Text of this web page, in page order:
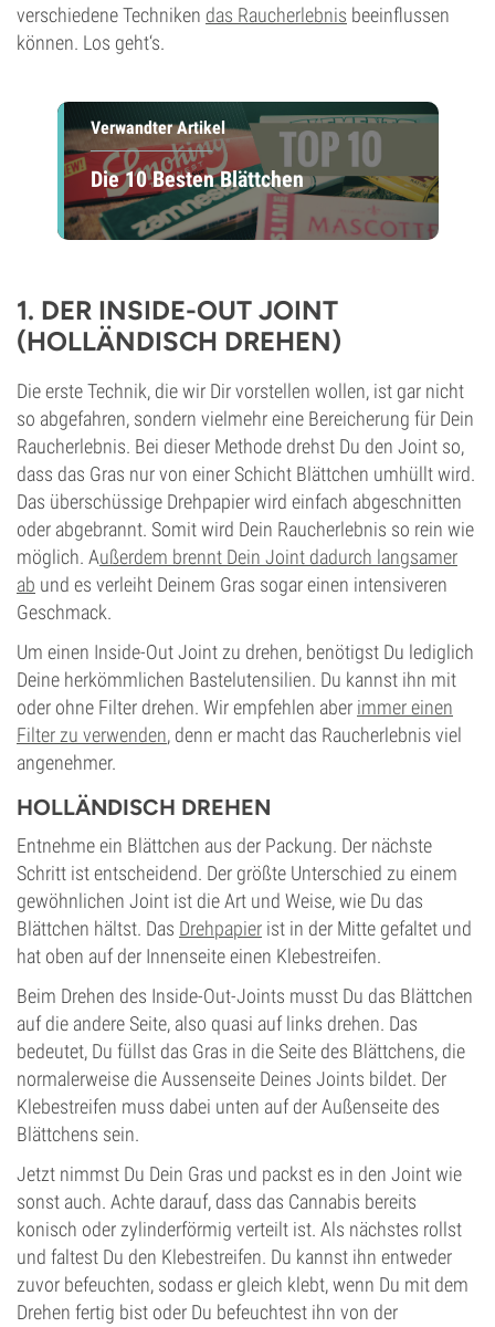
verschiedene Techniken das Raucherlebnis beeinflussen
können. Los geht‘s.
Verwandter Artikel
Die 10 Besten Blättchen
1. DER INSIDE-OUT JOINT
(HOLLÄNDISCH DREHEN)
Die erste Technik, die wir Dir vorstellen wollen, ist gar nicht
so abgefahren, sondern vielmehr eine Bereicherung für Dein
Raucherlebnis. Bei dieser Methode drehst Du den Joint so,
dass das Gras nur von einer Schicht Blättchen umhüllt wird.
Das überschüssige Drehpapier wird einfach abgeschnitten
oder abgebrannt. Somit wird Dein Raucherlebnis so rein wie
möglich. Außerdem brennt Dein Joint dadurch langsamer
ab und es verleiht Deinem Gras sogar einen intensiveren
Geschmack.
Um einen Inside-Out Joint zu drehen, benötigst Du lediglich
Deine herkömmlichen Bastelutensilien. Du kannst ihn mit
oder ohne Filter drehen. Wir empfehlen aber immer einen
Filter zu verwenden, denn er macht das Raucherlebnis viel
angenehmer.
HOLLÄNDISCH DREHEN
Entnehme ein Blättchen aus der Packung. Der nächste
Schritt ist entscheidend. Der größte Unterschied zu einem
gewöhnlichen Joint ist die Art und Weise, wie Du das
Blättchen hältst. Das Drehpapier ist in der Mitte gefaltet und
hat oben auf der Innenseite einen Klebestreifen.
Beim Drehen des Inside-Out-Joints musst Du das Blättchen
auf die andere Seite, also quasi auf links drehen. Das
bedeutet, Du füllst das Gras in die Seite des Blättchens, die
normalerweise die Aussenseite Deines Joints bildet. Der
Klebestreifen muss dabei unten auf der Außenseite des
Blättchens sein.
Jetzt nimmst Du Dein Gras und packst es in den Joint wie
sonst auch. Achte darauf, dass das Cannabis bereits
konisch oder zylinderförmig verteilt ist. Als nächstes rollst
und faltest Du den Klebestreifen. Du kannst ihn entweder
zuvor befeuchten, sodass er gleich klebt, wenn Du mit dem
Drehen fertig bist oder Du befeuchtest ihn von der